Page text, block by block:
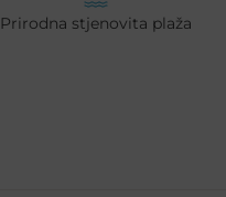
Prirodna stjenovita plaža